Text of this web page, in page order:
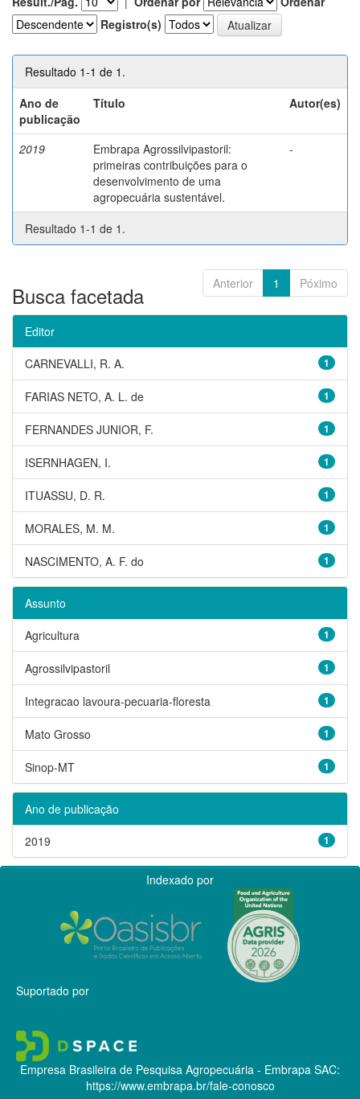
Registro(s)
Resultado 1-1 de 1.
Ano de
publicação
Título Autor(es)
2019
Embrapa Agrossilvipastoril:
primeiras contribuições para o
desenvolvimento de uma
agropecuária sustentável.
-
Resultado 1-1 de 1.
Anterior 1 Póximo
Busca facetada
Editor
1
CARNEVALLI, R. A.
1
FARIAS NETO, A. L. de
1
FERNANDES JUNIOR, F.
1
ISERNHAGEN, I.
1
ITUASSU, D. R.
1
MORALES, M. M.
1
NASCIMENTO, A. F. do
Assunto
1
Agricultura
1
Agrossilvipastoril
1
Integracao lavoura-pecuaria-floresta
1
Mato Grosso
1
Sinop-MT
Ano de publicação
1
2019
Indexado por
Suportado por
Empresa Brasileira de Pesquisa Agropecuária - Embrapa SAC:
https://www.embrapa.br/fale-conosco